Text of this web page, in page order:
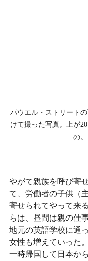
パウエル・ストリート
けて撮った写真。上が
の。
やがて親族を呼び寄
て、労働者の子供（
寄せられてやって来
らは、昼間は親の仕
地元の英語学校に通
女性も増えていった
一時帰国して日本か